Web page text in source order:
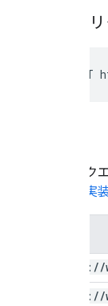
HTTP
このリク
認証の実
https: //
https: //